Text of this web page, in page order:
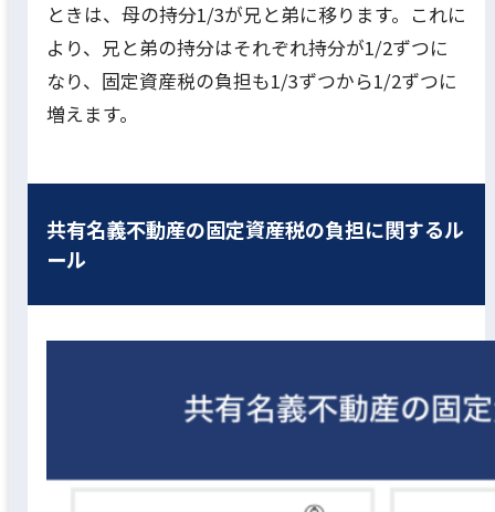
ときは、母の持分1/3が兄と弟に移ります。これに
より、兄と弟の持分はそれぞれ持分が1/2ずつに
なり、固定資産税の負担も1/3ずつから1/2ずつに
増えます。
共有名義不動産の固定資産税の負担に関するル
ール